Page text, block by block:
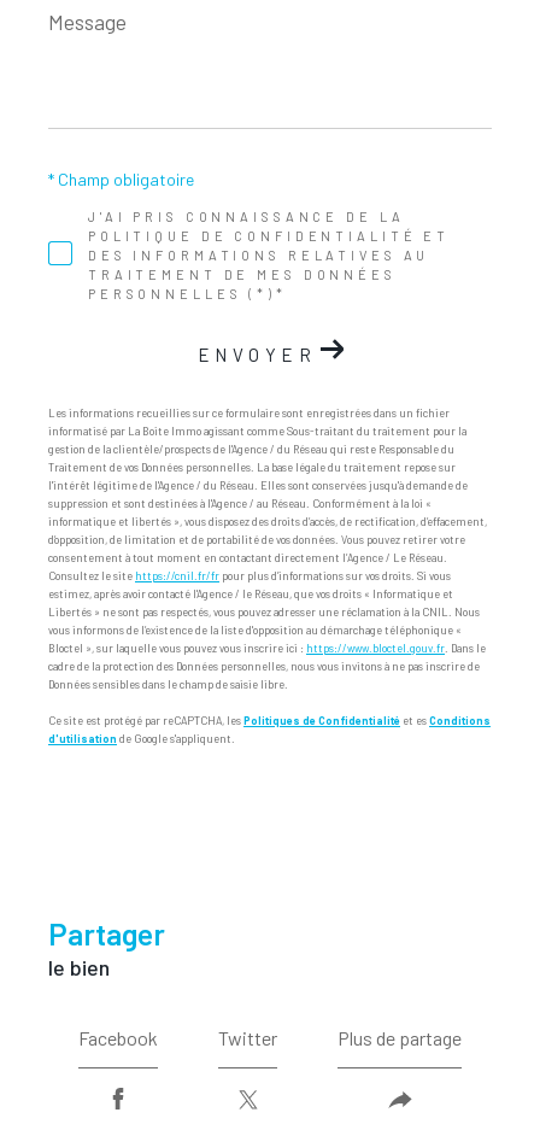
Message
*
J'AI PRIS CONNAISSANCE DE LA
POLITIQUE DE CONFIDENTIALITÉ ET
DES INFORMATIONS RELATIVES AU
TRAITEMENT DE MES DONNÉES
PERSONNELLES (*)*
* Champ obligatoire
ENVOYER
Les informations recueillies sur ce formulaire sont enregistrées dans un fichier
informatisé par La Boite Immo agissant comme Sous-traitant du traitement pour la
gestion de la clientèle/prospects de l'Agence / du Réseau qui reste Responsable du
Traitement de vos Données personnelles. La base légale du traitement repose sur
l'intérêt légitime de l'Agence / du Réseau. Elles sont conservées jusqu'à demande de
suppression et sont destinées à l'Agence / au Réseau. Conformément à la loi «
informatique et libertés », vous disposez des droits d’accès, de rectification, d’effacement,
d’opposition, de limitation et de portabilité de vos données. Vous pouvez retirer votre
consentement à tout moment en contactant directement l’Agence / Le Réseau.
Consultez le site https://cnil.fr/fr pour plus d’informations sur vos droits. Si vous
estimez, après avoir contacté l'Agence / le Réseau, que vos droits « Informatique et
Libertés » ne sont pas respectés, vous pouvez adresser une réclamation à la CNIL. Nous
vous informons de l’existence de la liste d'opposition au démarchage téléphonique «
Bloctel », sur laquelle vous pouvez vous inscrire ici : https://www.bloctel.gouv.fr . Dans le
cadre de la protection des Données personnelles, nous vous invitons à ne pas inscrire de
Données sensibles dans le champ de saisie libre.
Ce site est protégé par reCAPTCHA, lesPolitiques de Confidentialité et esConditions
d'utilisation de Google s'appliquent.
partager
le bien
Facebook Twitter Plus de partage